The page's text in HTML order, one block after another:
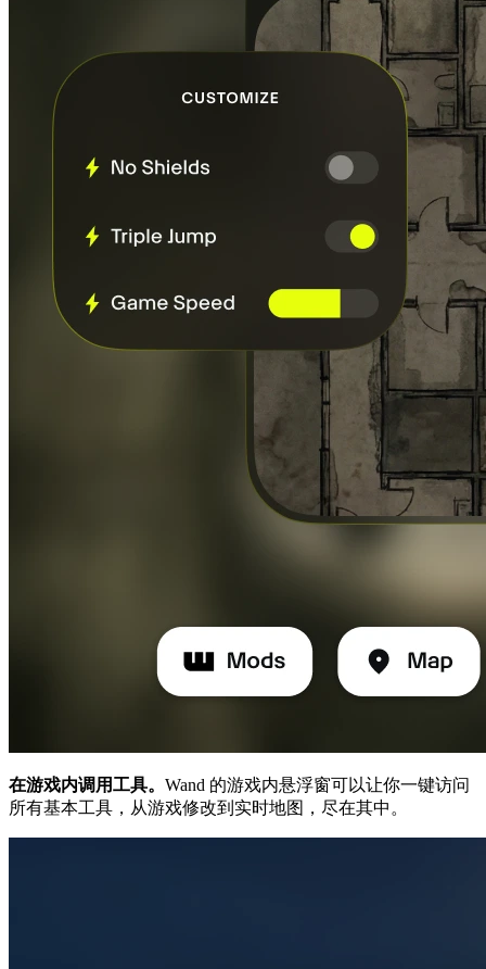
在游戏内调用工具。 Wand 的游戏内悬浮窗可以让你一键访问
所有基本工具，从游戏修改到实时地图，尽在其中。